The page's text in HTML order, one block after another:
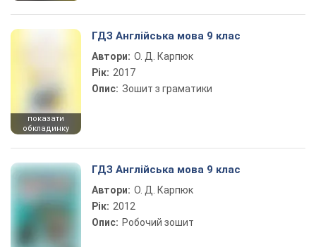
показати
обкладинку
ГДЗ Англійська мова 9 клас
Автори: О. Д. Карпюк
Рік: 2017
Опис: Зошит з граматики
ГДЗ Англійська мова 9 клас
Автори: О. Д. Карпюк
Рік: 2012
Опис: Робочий зошит